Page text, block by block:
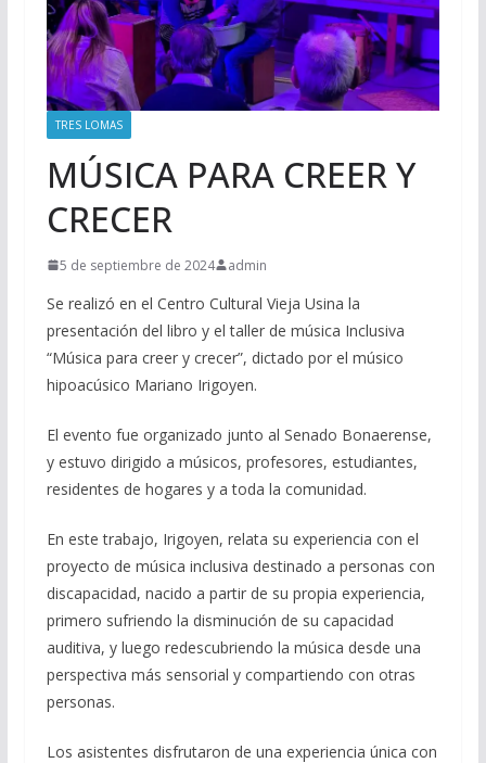
TRES LOMAS
MÚSICA PARA CREER Y
CRECER
5 de septiembre de 2024 admin
Se realizó en el Centro Cultural Vieja Usina la
presentación del libro y el taller de música Inclusiva
“Música para creer y crecer”, dictado por el músico
hipoacúsico Mariano Irigoyen.
El evento fue organizado junto al Senado Bonaerense,
y estuvo dirigido a músicos, profesores, estudiantes,
residentes de hogares y a toda la comunidad.
En este trabajo, Irigoyen, relata su experiencia con el
proyecto de música inclusiva destinado a personas con
discapacidad, nacido a partir de su propia experiencia,
primero sufriendo la disminución de su capacidad
auditiva, y luego redescubriendo la música desde una
perspectiva más sensorial y compartiendo con otras
personas.
Los asistentes disfrutaron de una experiencia única con